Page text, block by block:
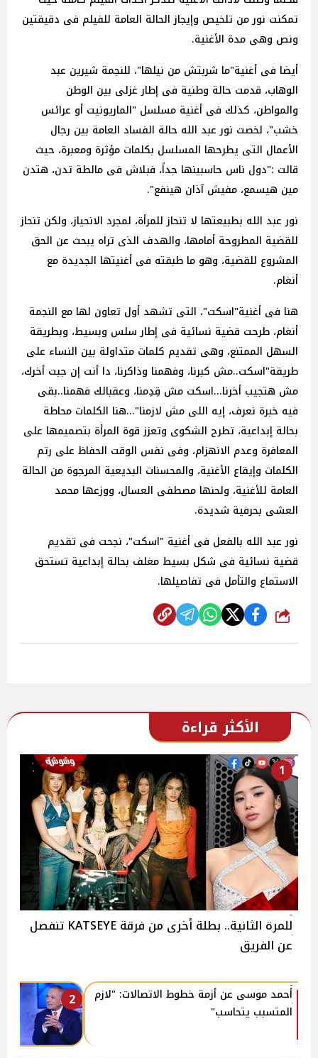
تمكنت نور من تلخيص وإيجاز الحالة العامة للفيلم فى دقيقتين
ونص وهى مدة الأغنية.
أيضا فى أغنية"ما شربتش من نيلها"، للنجمة شيرين عبد
الوهاب، قدمت حالة وطنية فى إطار غزلى بين الوطن
والمواطن، كذلك فى أغنية مسلسل "الماريونيت أو عرائس
خشب"، لخصت نور عبد الله حالة الفساد العامة بين رجال
الأعمال التى يطرحها المسلسل بكلمات مؤثرة ومعبرة، حيث
قالت :"دول ناس حاسبينها جداً، فبلاش فى مالطة تدن، هتدن
مين هيسمع، مفيش آذان هينفع".
نور عبد الله بطبيعتها لا تنحاز للمرأة، لمجرد الانحياز، ولكن تنحاز
للقضية المطروحة أمامها، والهدف الذى تراه يبحث عن الحق
المشروع للقضية، وهو ما طبقته فى أغنيتها الجديدة مع
أنغام.
هنا فى أغنية"اسكت"، التى تشهد أول تعاون لها مع النجمة
أنغام، طرحت قضية نسائية فى إطار سلس وبسيط، وبطريقة
السهل الممتنع، وهى تقديم كلمات متداولة بين النساء على
طريقة"اسكت..مش كبرنا، وفهمنا وذاكرنا، دا أنت إن جبت أخرك،
مش هتجيب أخرنا...اسكت مش قِدِمنا، وعقبالك فهمنا..بقى
فيه خبرة نعرف، إيه اللى مش لازمنا"...هنا الكلمات محاطة
بحالة إبداعية، تطرح الشكوى وتعزز قوة المرأة بتصميمها على
المعافرة وعدم الانهزام، وفى نفس الوقت الحفاظ على رتم
الكلمات وإيقاع الأغنية، والمحسنات البديعية المرجوة من الحالة
العامة للأغنية، ولحنها مصطفى العسال، ووزعها محمد
العشى بحرفية شديدة.
نور عبد الله بالفعل فى أغنية "اسكت"، نجحت فى تقديم
قضية نسائية فى شكل بسيط مغلف بحالة إبداعية تستحق
الاستماع والتأمل فى تفاصيلها.
شارك
الأكثر قراءة
1
للمرة الثانية.. بطلة أخرى من فرقة KATSEYE تنفصل
عن الفريق
2
أحمد موسى عن أزمة خطوط الاتصالات: "لازم
المتسبب يتحاسب"